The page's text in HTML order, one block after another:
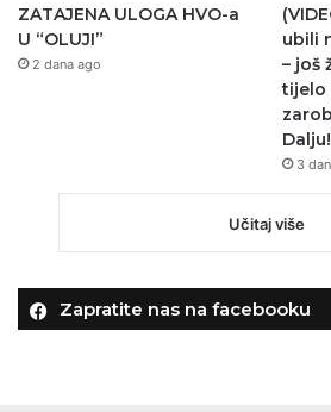
ZATAJENA ULOGA HVO-a
U “OLUJI”
2 dana ago
ubili
– još
tijelo
Dalju!
3
Učitaj više
Zapratite nas na facebooku